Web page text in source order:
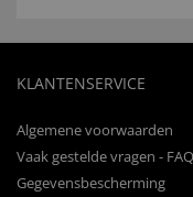
KLANTENSERVICE
Algemene voorwaarden
Vaak gestelde vragen - FAQ
Gegevensbescherming